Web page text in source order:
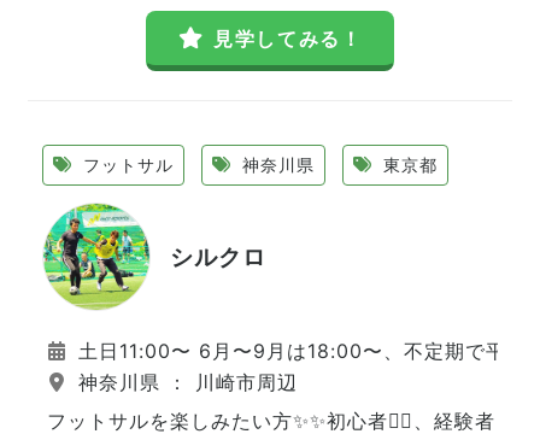
見学してみる！
フットサル 神奈川県 東京都
シルクロ
土日11:00〜 6月〜9月は18:00〜、不定期で平日
神奈川県 ： 川崎市周辺
フットサルを楽しみたい方✨✨初心者🙆‍♂️、経験者